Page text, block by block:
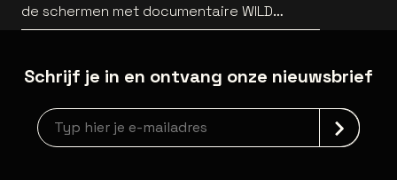
de schermen met documentaire WILD
HEARTS [trailer]
Schrijf je in en ontvang onze nieuwsbrief
Nieuwsbrief aanmelding